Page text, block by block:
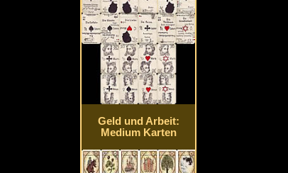
Geld und Arbeit:
Medium Karten